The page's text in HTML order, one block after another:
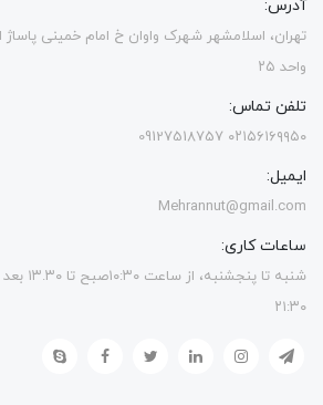
آدرس:
تهران، اسلامشهر شهرک واوان خ امام خمینی
واحد ۲۵
تلفن تماس:
۰۲۱۵۶۱۶۹۹۵۰ 09127518757
ایمیل:
Mehrannut@gmail.com
ساعات کاری:
۲۱:۳۰